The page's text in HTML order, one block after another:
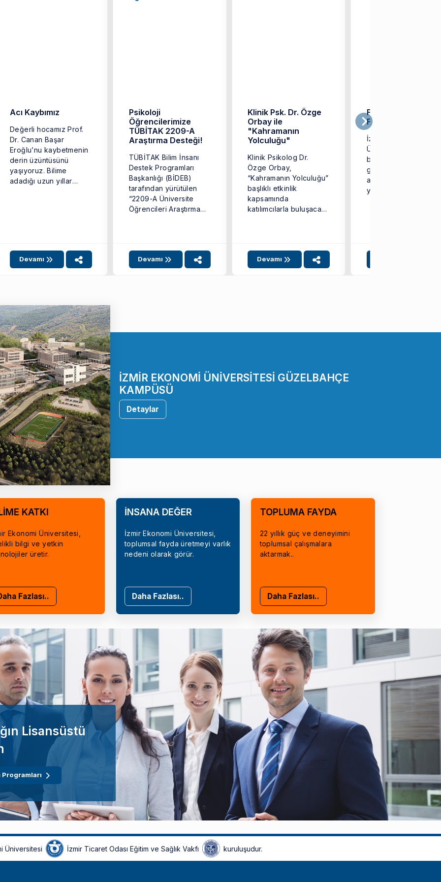
Acı Kaybımız
Değerli hocamız Prof.
Dr. Canan Başar
Eroğlu’nu kaybetmenin
derin üzüntüsünü
yaşıyoruz. Bilime
adadığı uzun yıllar
Devamı
Psikoloji
Öğrencilerimize
TÜBİTAK 2209-A
Araştırma Desteği!
TÜBİTAK Bilim İnsanı
Destek Programları
Başkanlığı (BİDEB)
tarafından yürütülen
“2209-A Üniversite
Öğrencileri Araştırma
Devamı
Klinik Psk. Dr. Özge
Orbay ile
"Kahramanın
Yolculuğu"
Klinik Psikolog Dr.
Özge Orbay,
“Kahramanın Yolculuğu”
başlıklı etkinlik
kapsamında
katılımcılarla buluşacak.
Devamı
FAMILY-Lab
Faaliyete Geçti
İzmir Ekonomi
Üniversitesi
bünyesinde, aile ve
gelişim psikolojisi
alanlarında
yürütmek üzere
İZMİR EKONOMİ ÜNİVERSİTESİ GÜZELBAHÇE
KAMPÜSÜ
Detaylar
KATKI
Ekonomi Üniversitesi,
bilgi ve yetkin
üretir.
Fazlası..
İNSANA DEĞER
İzmir Ekonomi Üniversitesi,
toplumsal fayda üretmeyi varlık
nedeni olarak görür.
Daha Fazlası..
TOPLUMA FAYDA
22 yıllık güç ve deneyimini
toplumsal çalışmalara
aktarmak..
Daha Fazlası..
Lisansüstü
Üniversitesi İzmir Ticaret Odası Eğitim ve Sağlık Vakfı kuruluşudur.